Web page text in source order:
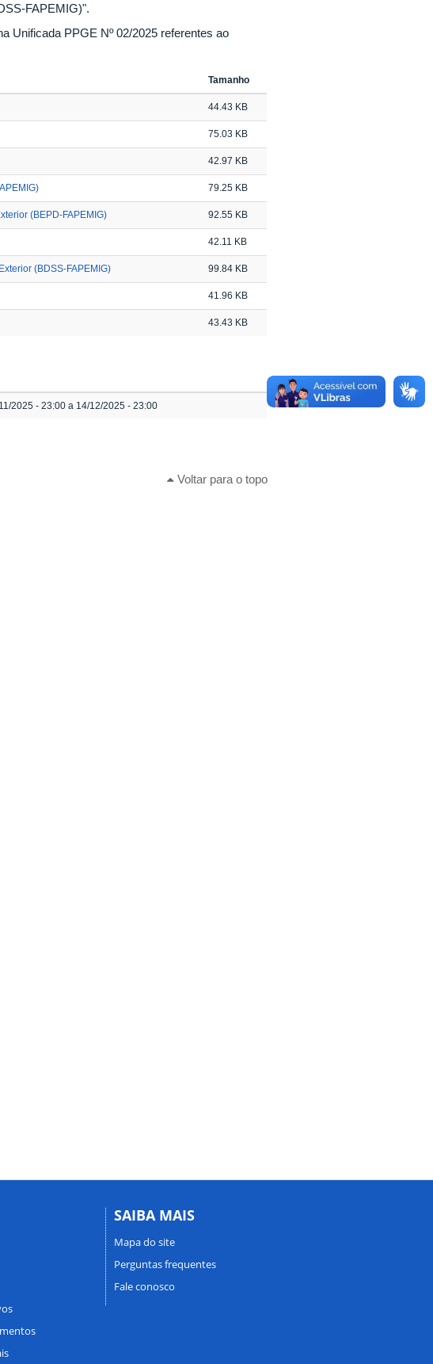
FAPEMIG)".
Unificada PPGE Nº 02/2025 referentes ao
Tamanho
44.43 KB
75.03 KB
42.97 KB
79.25 KB
(BEPD-FAPEMIG) 92.55 KB
42.11 KB
(BDSS-FAPEMIG) 99.84 KB
41.96 KB
43.43 KB
2025 - 23:00 a 14/12/2025 - 23:00
Voltar para o topo
SAIBA MAIS
Mapa do site
Perguntas frequentes
Fale conosco